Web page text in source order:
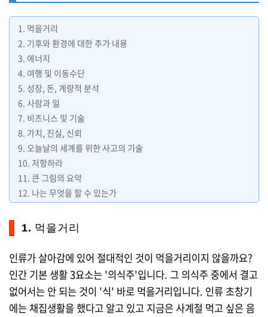
1. 먹을거리
2. 기후와 환경에 대한 추가 내용
3. 에너지
4. 여행 및 이동수단
5. 성장, 돈, 계량적 분석
6. 사람과 일
7. 비즈니스 및 기술
8. 가치, 진실, 신뢰
9. 오늘날의 세계를 위한 사고의 기술
10. 저항하라
11. 큰 그림의 요약
12. 나는 무엇을 할 수 있는가
1. 먹을거리
인류가 살아감에 있어 절대적인 것이 먹을거리이지 않을까요?
인간 기본 생활 3요소는 '의식주'입니다. 그 의식주 중에서 결고
없어서는 안 되는 것이 '식' 바로 먹을거리입니다. 인류 초창기
에는 채집생활을 했다고 알고 있고 지금은 사계절 먹고 싶은 음